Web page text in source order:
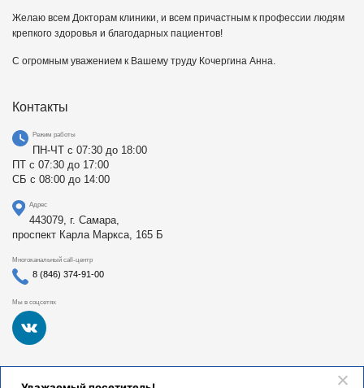
Желаю всем Докторам клиники, и всем причастным к профессии людям
крепкого здоровья и благодарных пациентов!
С огромным уважением к Вашему труду Кочергина Анна.
Контакты
Режим работы
ПН-ЧТ с 07:30 до 18:00
ПТ с 07:30 до 17:00
СБ с 08:00 до 14:00
Адрес
443079, г. Самара,
проспект Карла Маркса, 165 Б
Многоканальный call-центр
8 (846) 374-91-00
Мы в соцсетях
Федеральное государственное бюджетное образовательное